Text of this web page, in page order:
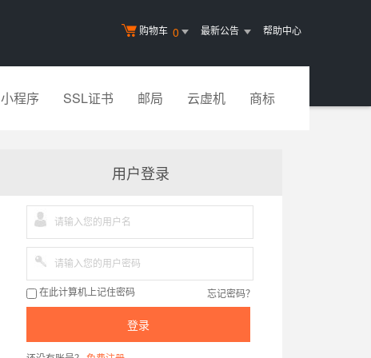
购物车 0 最新公告 帮助中心
小程序 SSL证书 邮局 云虚机 商标
用户登录
在此计算机上记住密码 忘记密码？
登录